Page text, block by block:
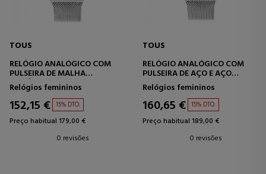
TOUS
RELÓGIO ANALÓGICO COM
PULSEIRA DE MALHA
METÁLICA REDONDA KARAT.
Relógios femininos
152,15 € 15% DTO.
Preço habitual 179,00 €
0 revisões
TOUS
RELÓGIO ANALÓGICO COM
PULSEIRA DE AÇO E AÇO
BANHADO A OURO KARAT
ROUND MESH
Relógios femininos
160,65 € 15% DTO.
Preço habitual 189,00 €
0 revisões